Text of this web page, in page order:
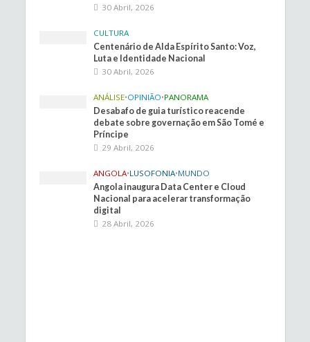
30 Abril, 2026
CULTURA
Centenário de Alda Espírito Santo: Voz,
Luta e Identidade Nacional
30 Abril, 2026
ANÁLISE•OPINIÃO•PANORAMA
Desabafo de guia turístico reacende
debate sobre governação em São Tomé e
Príncipe
29 Abril, 2026
ANGOLA•LUSOFONIA•MUNDO
Angola inaugura Data Center e Cloud
Nacional para acelerar transformação
digital
28 Abril, 2026